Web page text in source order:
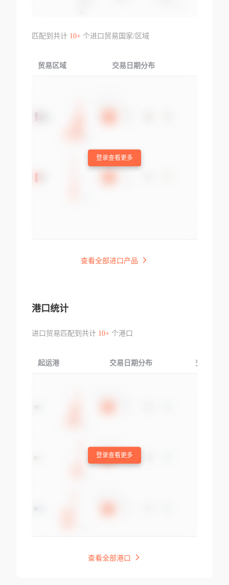
匹配到共计 10+个进口贸易国家/区域
贸易区域 交易日期分布
登录查看更多
查看全部进口产品
港口统计
进口贸易匹配到共计 10+个港口
起运港 交易日期分布 交易产品
登录查看更多
查看全部港口